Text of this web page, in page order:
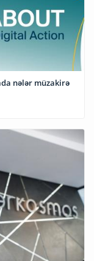
nələr müzakirə